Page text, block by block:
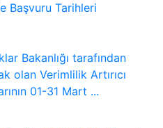
Başvuru Tarihleri
Bakanlığı tarafından
olan Verimlilik Artırıcı
01-31 Mart ...